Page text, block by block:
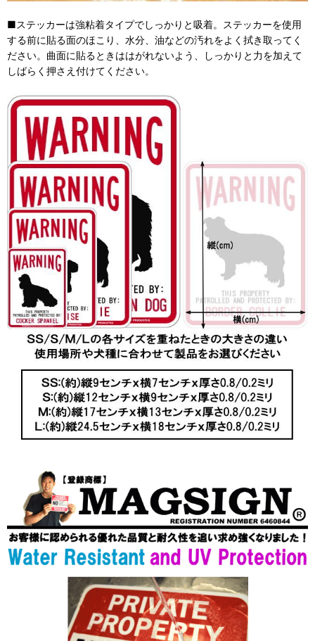
■ステッカーは強粘着タイプでしっかりと吸着。ステッカーを使用
する前に貼る面のほこり、水分、油などの汚れをよく拭き取ってく
ださい。曲面に貼るときははがれないよう、しっかりと力を加えて
しばらく押さえ付けてください。